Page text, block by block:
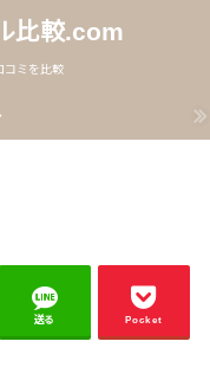
比較.com
コミを比較
送る Pocket